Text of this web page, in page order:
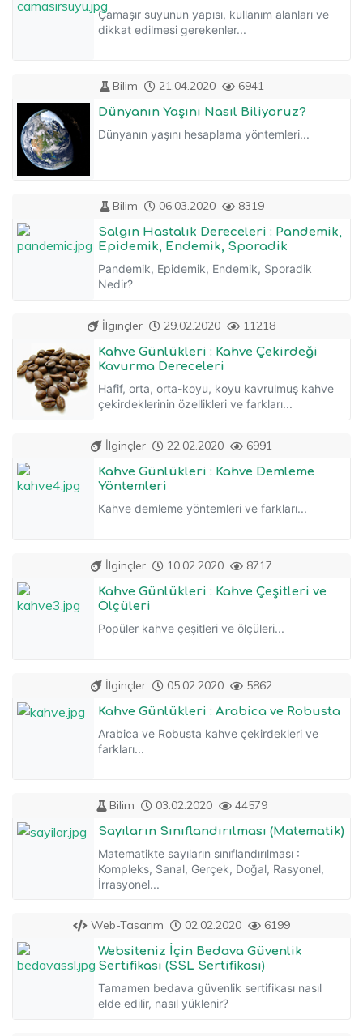
Çamaşır suyunun yapısı, kullanım alanları ve
dikkat edilmesi gerekenler...
Bilim 21.04.2020 6941
Dünyanın Yaşını Nasıl Biliyoruz?
Dünyanın yaşını hesaplama yöntemleri...
Bilim 06.03.2020 8319
Salgın Hastalık Dereceleri : Pandemik,
Epidemik, Endemik, Sporadik
Pandemik, Epidemik, Endemik, Sporadik
Nedir?
İlginçler 29.02.2020 11218
Kahve Günlükleri : Kahve Çekirdeği
Kavurma Dereceleri
Hafif, orta, orta-koyu, koyu kavrulmuş kahve
çekirdeklerinin özellikleri ve farkları...
İlginçler 22.02.2020 6991
Kahve Günlükleri : Kahve Demleme
Yöntemleri
Kahve demleme yöntemleri ve farkları...
İlginçler 10.02.2020 8717
Kahve Günlükleri : Kahve Çeşitleri ve
Ölçüleri
Popüler kahve çeşitleri ve ölçüleri...
İlginçler 05.02.2020 5862
Kahve Günlükleri : Arabica ve Robusta
Arabica ve Robusta kahve çekirdekleri ve
farkları...
Bilim 03.02.2020 44579
Sayıların Sınıflandırılması (Matematik)
Matematikte sayıların sınıflandırılması :
Kompleks, Sanal, Gerçek, Doğal, Rasyonel,
İrrasyonel...
Web-Tasarım 02.02.2020 6199
Websiteniz İçin Bedava Güvenlik
Sertifikası (SSL Sertifikası)
Tamamen bedava güvenlik sertifikası nasıl
elde edilir, nasıl yüklenir?